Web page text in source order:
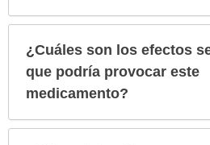
¿Cuáles son los efectos
que podría provocar este
medicamento?